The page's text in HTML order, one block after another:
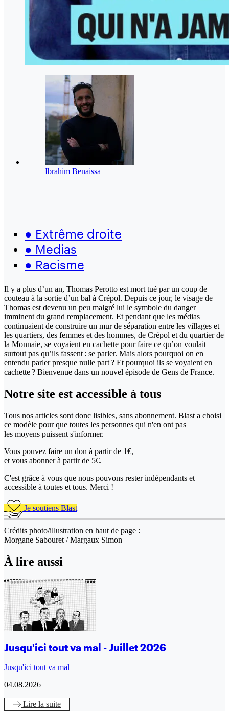
Ibrahim Benaissa
● Extrême droite
● Medias
● Racisme
Il y a plus d’un an, Thomas Perotto est mort tué par un coup de
couteau à la sortie d’un bal à Crépol. Depuis ce jour, le visage de
Thomas est devenu un peu malgré lui le symbole du danger
imminent du grand remplacement. Et pendant que les médias
continuaient de construire un mur de séparation entre les villages et
les quartiers, des femmes et des hommes, de Crépol et du quartier de
la Monnaie, se voyaient en cachette pour faire ce qu’on voulait
surtout pas qu’ils fassent : se parler. Mais alors pourquoi on en
entendu parler presque nulle part ? Et pourquoi ils se voyaient en
cachette ? Bienvenue dans un nouvel épisode de Gens de France.
Notre site est accessible à tous
Tous nos articles sont donc lisibles, sans abonnement. Blast a choisi
ce modèle pour que toutes les personnes qui n'en ont pas
les moyens puissent s'informer.
Vous pouvez faire un don à partir de 1€,
et vous abonner à partir de 5€.
C'est grâce à vous que nous pouvons rester indépendants et
accessible à toutes et tous. Merci !
Je soutiens Blast
Crédits photo/illustration en haut de page :
Morgane Sabouret / Margaux Simon
À lire aussi
Jusqu'ici tout va mal - Juillet 2026
Jusqu'ici tout va mal
04.08.2026
Lire la suite